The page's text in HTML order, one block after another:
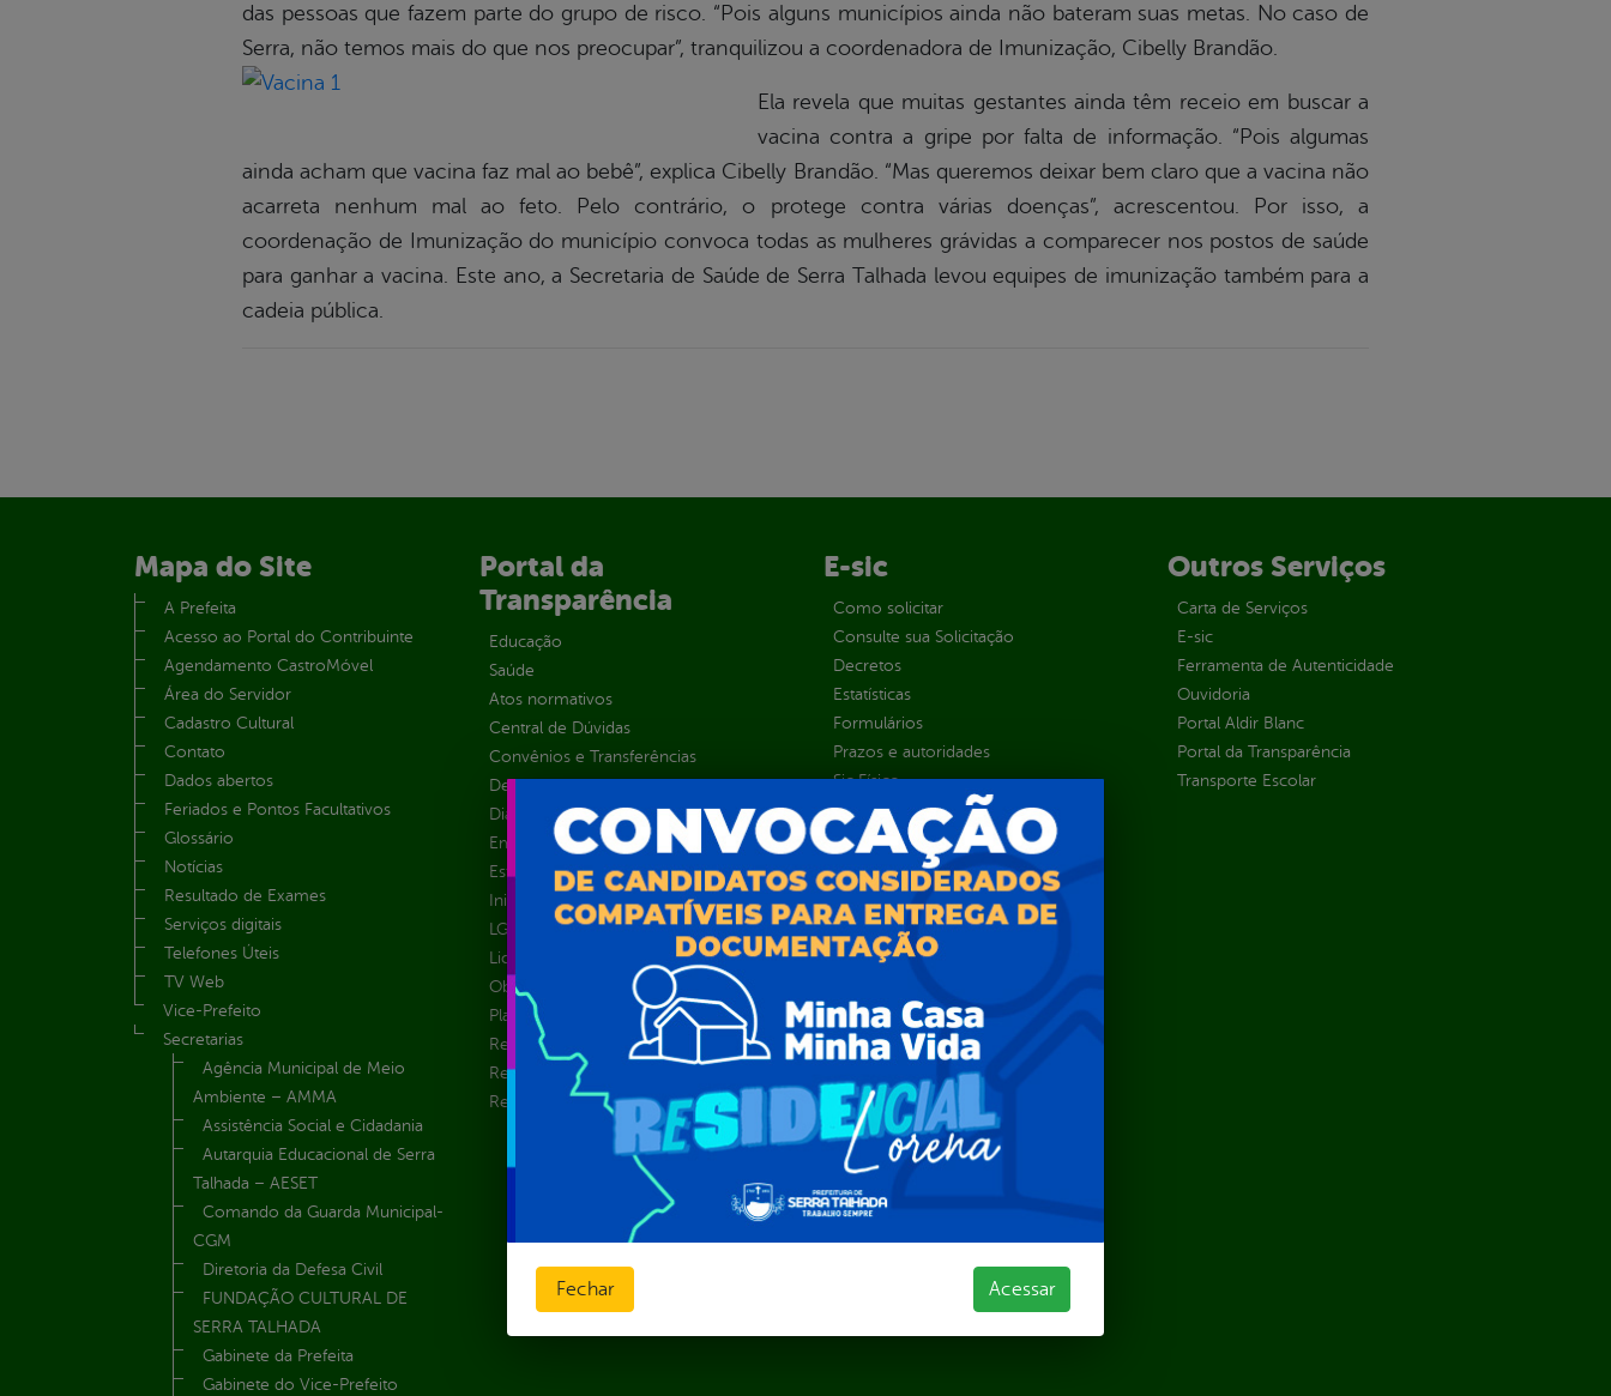
das pessoas que fazem parte do grupo de risco. “Pois alguns municípios ainda não bateram suas metas. No caso de
Serra, não temos mais do que nos preocupar”, tranquilizou a coordenadora de Imunização, Cibelly Brandão.
Ela revela que muitas gestantes ainda têm receio em buscar a
vacina contra a gripe por falta de informação. “Pois algumas
ainda acham que vacina faz mal ao bebê”, explica Cibelly Brandão. “Mas queremos deixar bem claro que a vacina não
acarreta nenhum mal ao feto. Pelo contrário, o protege contra várias doenças”, acrescentou. Por isso, a
coordenação de Imunização do município convoca todas as mulheres grávidas a comparecer nos postos de saúde
para ganhar a vacina. Este ano, a Secretaria de Saúde de Serra Talhada levou equipes de imunização também para a
cadeia pública.
Mapa do Site
A Prefeita
Acesso ao Portal do Contribuinte
Agendamento CastroMóvel
Área do Servidor
Cadastro Cultural
Contato
Dados abertos
Feriados e Pontos Facultativos
Glossário
Notícias
Resultado de Exames
Serviços digitais
Telefones Úteis
TV Web
Vice-Prefeito
Secretarias
Agência Municipal de Meio
Ambiente – AMMA
Assistência Social e Cidadania
Autarquia Educacional de Serra
Talhada – AESET
Comando da Guarda Municipal-
CGM
Diretoria da Defesa Civil
FUNDAÇÃO CULTURAL DE
SERRA TALHADA
Gabinete da Prefeita
Gabinete do Vice-Prefeito
Portal da
Transparência
Educação
Saúde
Atos normativos
Central de Dúvidas
Convênios e Transferências
Despesas
Diárias
Emendas parlamentares
Estrutura Organizacional
Inicio
LGPD e Governo Digital
Licitações e Contratos
Obras Públicas
Planejamento e Prestação de Contas
Receitas
Recursos Humanos
Renúncias de Receitas
E-sic
Como solicitar
Consulte sua Solicitação
Decretos
Estatísticas
Formulários
Prazos e autoridades
Sic Físico
Solicitar Recurso
Solicitar um pedido
Outros Serviços
Carta de Serviços
E-sic
Ferramenta de Autenticidade
Ouvidoria
Portal Aldir Blanc
Portal da Transparência
Transporte Escolar
Fechar Acessar